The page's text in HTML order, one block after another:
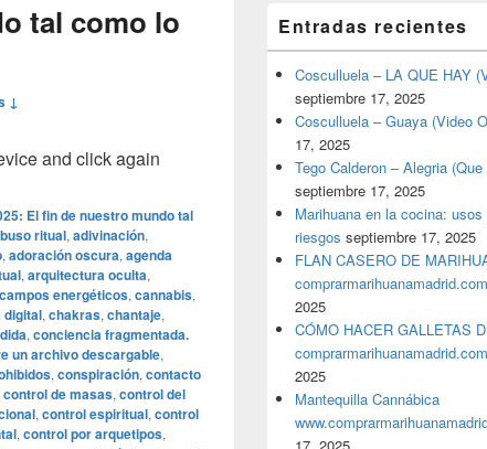
tal como lo
↓
and click again
El fin de nuestro mundo tal
ritual, adivinación,
, adoración oscura, agenda
, arquitectura oculta,
campos energéticos, cannabis,
digital, chakras, chantaje,
, conciencia fragmentada.
un archivo descargable,
, conspiración, contacto
control de masas, control del
, control espiritual, control
, control por arquetipos,
Entradas recientes
Cosculluela – LA QUE HAY
septiembre 17, 2025
Cosculluela – Guaya (Video
17, 2025
Tego Calderon – Alegria
septiembre 17, 2025
Marihuana en la cocina:
riesgos septiembre 17, 2025
FLAN CASERO DE
comprarmarihuanamadrid.com
2025
CÓMO HACER GALLETAS
comprarmarihuanamadrid.com
2025
Mantequilla Cannábica